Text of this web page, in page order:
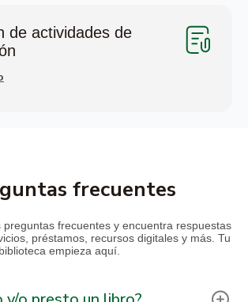
de actividades de
frecuentes
preguntas frecuentes y encuentra respuestas
préstamos, recursos digitales y más. Tu
empieza aquí.